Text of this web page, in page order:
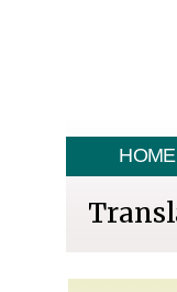
HOME